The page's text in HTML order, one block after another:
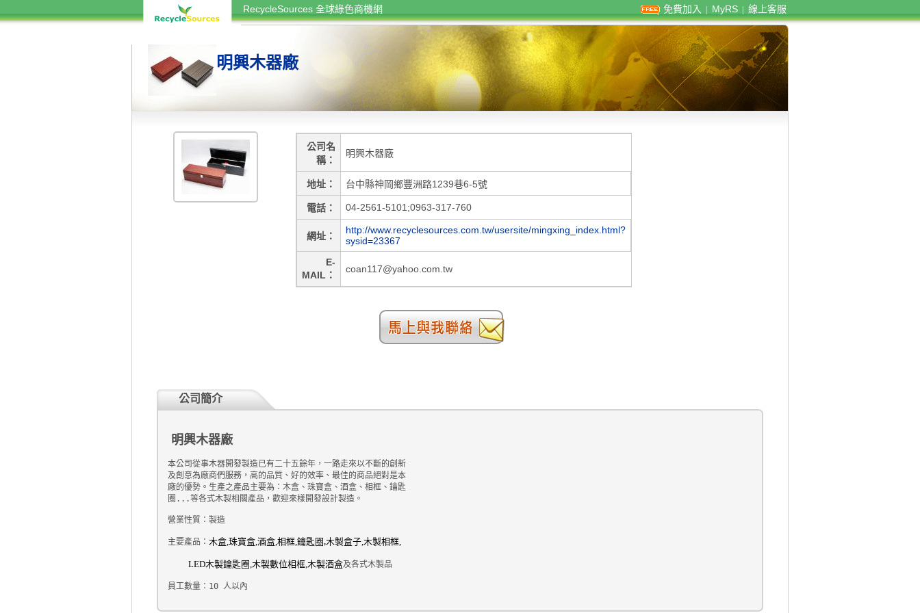
RecycleSources 全球綠色商機網 免費加入 MyRS 線上客服
明興木器廠
公司名
稱
明興木器廠
地址 台中縣神岡鄉豐洲路1239巷6-5號
電話 04-2561-5101;0963-317-760
網址
http://www.recyclesources.com.tw/usersite/mingxing_index.html?
sysid=23367
E-
MAIL
coan117@yahoo.com.tw
公司簡介
明興木器廠
本公司從事木器開發製造已有二十五餘年，一路走來以不斷的創新
及創意為廠商們服務，高的品質、好的效率、最佳的商品絕對是本
廠的優勢。生產之產品主要為：木盒、珠寶盒、酒盒、相框、鑰匙
圈...等各式木製相關產品，歡迎來樣開發設計製造。
營業性質：製造
主要產品： 木盒,珠寶盒,酒盒,相框,鑰匙圈,木製盒子,木製相框,
          LED
木製鑰匙圈,木製數位相框,木製酒盒及各式木製品
員工數量：10 人以內